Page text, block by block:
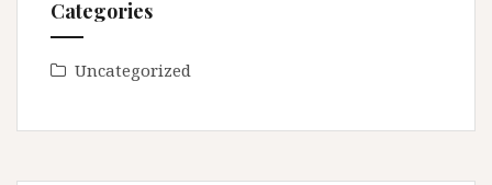
Categories
Uncategorized